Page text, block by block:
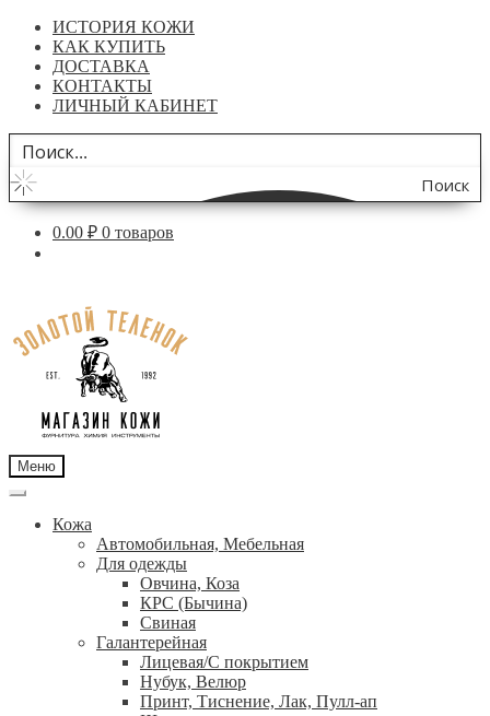
ИСТОРИЯ КОЖИ
КАК КУПИТЬ
ДОСТАВКА
КОНТАКТЫ
ЛИЧНЫЙ КАБИНЕТ
Поиск
по
0.00 ₽ 0 товаров
навигации
содержимому
Меню
Кожа
Автомобильная, Мебельная
Для одежды
Овчина, Коза
КРС (Бычина)
Свиная
Галантерейная
Лицевая/С покрытием
Нубук, Велюр
Принт, Тиснение, Лак, Пулл-ап